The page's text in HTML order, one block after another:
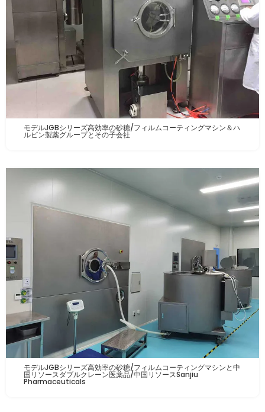
モデルJGBシリーズ高効率の砂糖/フィルムコーティングマシン＆ハ
ルビン製薬グループとその子会社
モデルJGBシリーズ高効率の砂糖/フィルムコーティングマシンと中
国リソースダブルクレーン医薬品/中国リソースSanjiu
Pharmaceuticals